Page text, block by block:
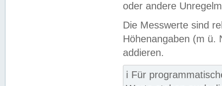
oder andere
Die Messwerte sind
Höhenangaben (m ü.
addieren.
ℹ️ Für